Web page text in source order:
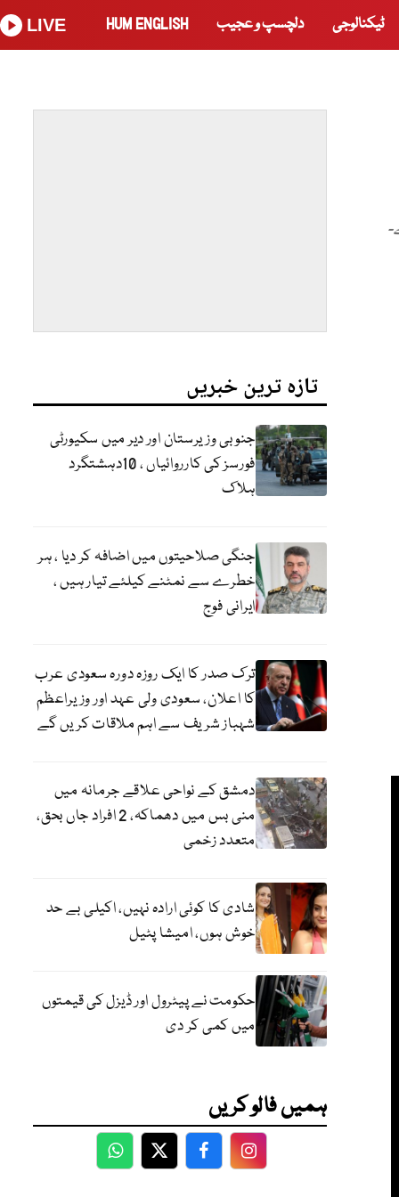
ٹیکنالوجی دلچسپ و عجیب HUM ENGLISH
LIVE
تازہ ترین خبریں
جنوبی وزیرستان اور دیر میں سکیورٹی
فورسز کی کارروائیاں ، 10دہشتگرد
ہلاک
جنگی صلاحیتوں میں اضافہ کر دیا ، ہر
خطرے سے نمٹنے کیلئے تیار ہیں ،
ایرانی فوج
ترک صدر کا ایک روزہ دورہ سعودی عرب
کا اعلان، سعودی ولی عہد اور وزیراعظم
شہباز شریف سے اہم ملاقات کریں گے
دمشق کے نواحی علاقے جرمانہ میں
منی بس میں دھماکہ، 2 افراد جاں بحق،
متعدد زخمی
شادی کا کوئی ارادہ نہیں، اکیلی بے حد
خوش ہوں، امیشا پٹیل
حکومت نے پیٹرول اور ڈیزل کی قیمتوں
میں کمی کر دی
ہمیں فالو کریں
WhatsApp
TwitterFacebookFacebook